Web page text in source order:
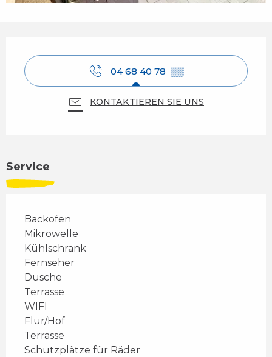
04 68 40 78 ▒▒
KONTAKTIEREN SIE UNS
Service
Backofen
Mikrowelle
Kühlschrank
Fernseher
Dusche
Terrasse
WIFI
Flur/Hof
Terrasse
Schutzplätze für Räder